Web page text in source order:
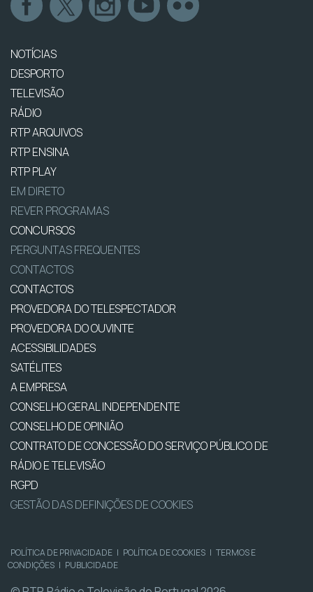
NOTÍCIAS
DESPORTO
TELEVISÃO
RÁDIO
RTP ARQUIVOS
RTP ENSINA
RTP PLAY
EM DIRETO
REVER PROGRAMAS
CONCURSOS
PERGUNTAS FREQUENTES
CONTACTOS
CONTACTOS
PROVEDORA DO TELESPECTADOR
PROVEDORA DO OUVINTE
ACESSIBILIDADES
SATÉLITES
A EMPRESA
CONSELHO GERAL INDEPENDENTE
CONSELHO DE OPINIÃO
CONTRATO DE CONCESSÃO DO SERVIÇO PÚBLICO DE
RÁDIO E TELEVISÃO
RGPD
GESTÃO DAS DEFINIÇÕES DE COOKIES
POLÍTICA DE PRIVACIDADE | POLÍTICA DE COOKIES | TERMOS E
CONDIÇÕES | PUBLICIDADE